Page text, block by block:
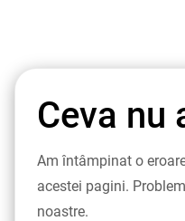
Ceva nu
Am întâmpinat o
acestei pagini.
noastre.